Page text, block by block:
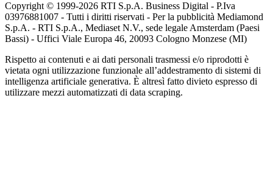
Copyright © 1999-2026 RTI S.p.A. Business Digital - P.Iva
03976881007 - Tutti i diritti riservati - Per la pubblicità Mediamond
S.p.A. - RTI S.p.A., Mediaset N.V., sede legale Amsterdam (Paesi
Bassi) - Uffici Viale Europa 46, 20093 Cologno Monzese (MI)
Rispetto ai contenuti e ai dati personali trasmessi e/o riprodotti è
vietata ogni utilizzazione funzionale all’addestramento di sistemi di
intelligenza artificiale generativa. È altresì fatto divieto espresso di
utilizzare mezzi automatizzati di data scraping.